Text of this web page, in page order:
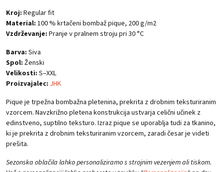
Kroj: Regular fit
Material: 100 % krtačeni bombaž pique, 200 g/m2
Vzdrževanje: Pranje v pralnem stroju pri 30 °C
Barva: Siva
Spol: Ženski
Velikosti: S–XXL
Proizvajalec: JHK
Pique je trpežna bombažna pletenina, prekrita z drobnim teksturiranim
vzorcem. Navzkrižno pletena konstrukcija ustvarja celični učinek z
edinstveno, suptilno teksturo. Izraz pique se uporablja tudi za tkanino,
ki je prekrita z drobnim teksturiranim vzorcem, zaradi česar je videti
prešita.
Sezonska oblačila lahko personaliziramo s strojnim vezenjem ali tiskom.